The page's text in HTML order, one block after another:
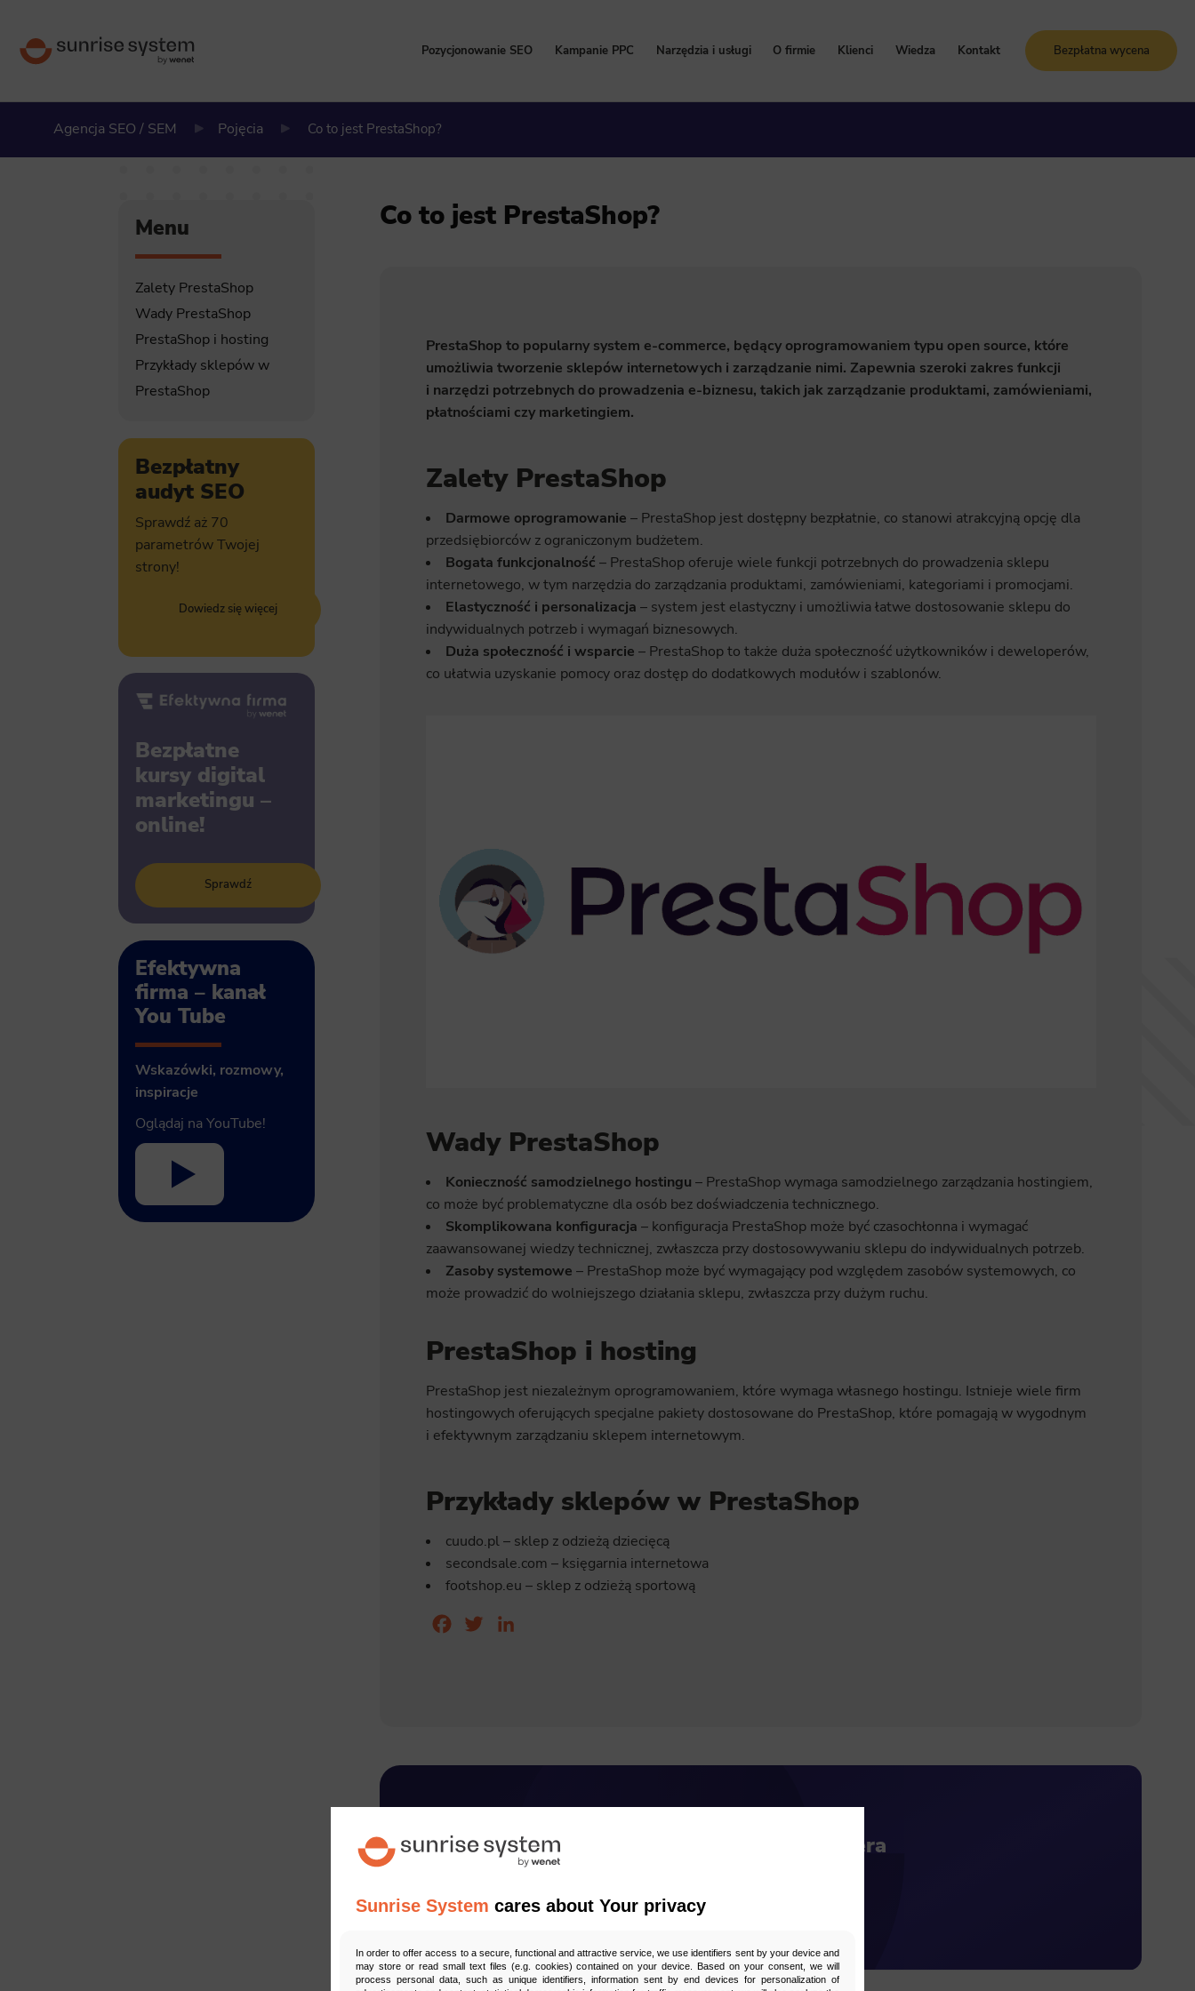
Sunrise System cares about Your privacy
In order to offer access to a secure, functional and attractive service, we use identifiers sent by your device and
may store or read small text files (e.g. cookies) contained on your device. Based on your consent, we will
process personal data, such as unique identifiers, information sent by end devices for personalization of
Pozycjonowanie SEO
Pozycjonowanie sklepów internetowych
Kampanie PPC
Kampanie TikTok Ads
Narzędzia i usługi O firmie Klienci Wiedza Kontakt Bezpłatna wycena
Agencja SEO / SEM Pojęcia Co to jest PrestaShop?
Menu
Zalety PrestaShop
Wady PrestaShop
PrestaShop i hosting
Przykłady sklepów w
PrestaShop
Bezpłatny
audyt SEO
Sprawdź aż 70
parametrów Twojej
strony!
Dowiedz się więcej
Bezpłatne
kursy digital
marketingu –
online!
Sprawdź
Efektywna
firma – kanał
You Tube
Wskazówki, rozmowy,
inspiracje
Oglądaj na YouTube!
Co to jest PrestaShop?
PrestaShop to popularny system e-commerce, będący oprogramowaniem typu open source, które
umożliwia tworzenie sklepów internetowych i zarządzanie nimi. Zapewnia szeroki zakres funkcji
i narzędzi potrzebnych do prowadzenia e-biznesu, takich jak zarządzanie produktami, zamówieniami,
płatnościami czy marketingiem.
Zalety PrestaShop
Darmowe oprogramowanie – PrestaShop jest dostępny bezpłatnie, co stanowi atrakcyjną opcję dla
przedsiębiorców z ograniczonym budżetem.
Bogata funkcjonalność – PrestaShop oferuje wiele funkcji potrzebnych do prowadzenia sklepu
internetowego, w tym narzędzia do zarządzania produktami, zamówieniami, kategoriami i promocjami.
Elastyczność i personalizacja – system jest elastyczny i umożliwia łatwe dostosowanie sklepu do
indywidualnych potrzeb i wymagań biznesowych.
Duża społeczność i wsparcie – PrestaShop to także duża społeczność użytkowników i deweloperów,
co ułatwia uzyskanie pomocy oraz dostęp do dodatkowych modułów i szablonów.
Wady PrestaShop
Konieczność samodzielnego hostingu – PrestaShop wymaga samodzielnego zarządzania hostingiem,
co może być problematyczne dla osób bez doświadczenia technicznego.
Skomplikowana konfiguracja – konfiguracja PrestaShop może być czasochłonna i wymagać
zaawansowanej wiedzy technicznej, zwłaszcza przy dostosowywaniu sklepu do indywidualnych potrzeb.
Zasoby systemowe – PrestaShop może być wymagający pod względem zasobów systemowych, co
może prowadzić do wolniejszego działania sklepu, zwłaszcza przy dużym ruchu.
PrestaShop i hosting
PrestaShop jest niezależnym oprogramowaniem, które wymaga własnego hostingu. Istnieje wiele firm
hostingowych oferujących specjalne pakiety dostosowane do PrestaShop, które pomagają w wygodnym
i efektywnym zarządzaniu sklepem internetowym.
Przykłady sklepów w PrestaShop
cuudo.pl – sklep z odzieżą dziecięcą
secondsale.com – księgarnia internetowa
footshop.eu – sklep z odzieżą sportową
Facebook
Twitter
Zapisz się do newslettera